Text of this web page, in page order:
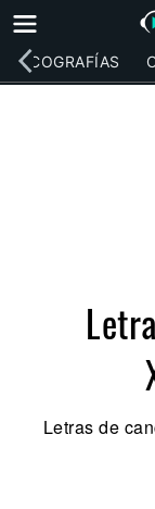
DISCOGRAFÍAS
Letras de